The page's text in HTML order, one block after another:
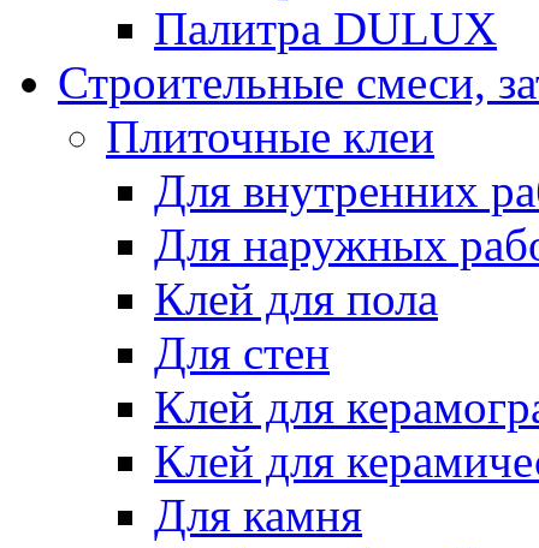
Палитра DULUX
Строительные смеси,
Плиточные клеи
Для внутренних
Для наружных
Клей для пола
Для стен
Клей для
Клей для
Для камня